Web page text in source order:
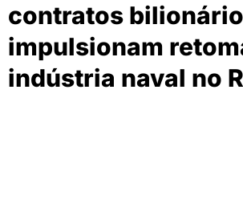
contratos
impulsionam
indústria naval no